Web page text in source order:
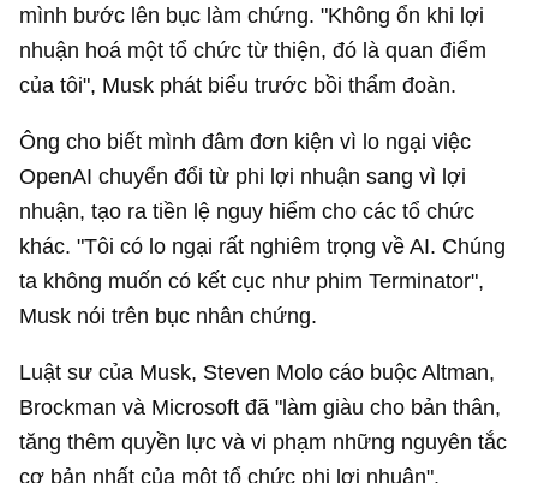
mình bước lên bục làm chứng. "Không ổn khi lợi
nhuận hoá một tổ chức từ thiện, đó là quan điểm
của tôi", Musk phát biểu trước bồi thẩm đoàn.
Ông cho biết mình đâm đơn kiện vì lo ngại việc
OpenAI chuyển đổi từ phi lợi nhuận sang vì lợi
nhuận, tạo ra tiền lệ nguy hiểm cho các tổ chức
khác. "Tôi có lo ngại rất nghiêm trọng về AI. Chúng
ta không muốn có kết cục như phim Terminator",
Musk nói trên bục nhân chứng.
Luật sư của Musk, Steven Molo cáo buộc Altman,
Brockman và Microsoft đã "làm giàu cho bản thân,
tăng thêm quyền lực và vi phạm những nguyên tắc
cơ bản nhất của một tổ chức phi lợi nhuận".